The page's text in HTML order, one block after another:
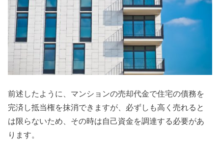
前述したように、マンションの売却代金で住宅の債務を
完済し抵当権を抹消できますが、必ずしも高く売れると
は限らないため、その時は自己資金を調達する必要があ
ります。